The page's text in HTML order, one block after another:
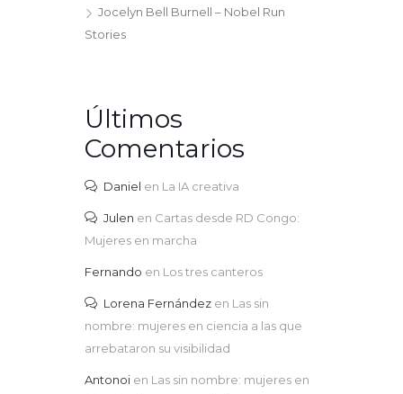
Jocelyn Bell Burnell – Nobel Run
Stories
Últimos
Comentarios
Daniel en La IA creativa
Julen en Cartas desde RD Congo:
Mujeres en marcha
Fernando en Los tres canteros
Lorena Fernández en Las sin
nombre: mujeres en ciencia a las que
arrebataron su visibilidad
Antonoi en Las sin nombre: mujeres en